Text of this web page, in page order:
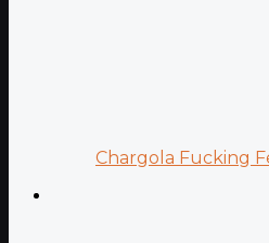
Chargola Fucking